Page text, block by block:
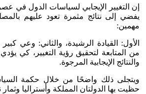
إن التغيير الإيجابي لسياسات الدول في
يفضي إلى نتائج مثمرة تعود عليهم
مهمين:
الأول: القيادة الرشيدة، والثاني: وعي
من المتابعة لتحقيق رؤية التغيير، كي
والنتائج الإيجابية المرجوة.
ويتجلى ذلك واضحًا من خلال حكمة
حظيت بها الدولتان المملكة وأستراليا وثمار